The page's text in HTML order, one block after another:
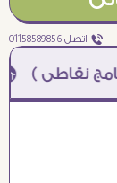
ƒ اتصل 01158589856
)à خصم 5% للعملاء الجدد à شحن مجانى عند الشراء ب 4000 جنيه à